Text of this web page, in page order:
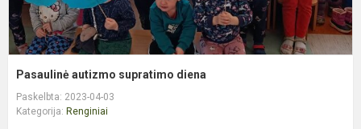
Pasaulinė autizmo supratimo diena
Paskelbta: 2023-04-03
Kategorija: Renginiai